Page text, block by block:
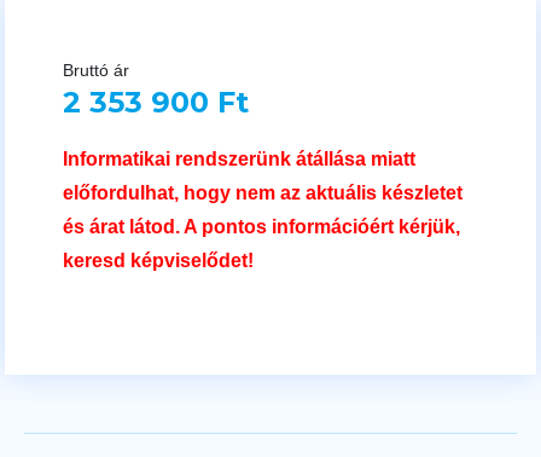
Bruttó ár
2 353 900 Ft
Informatikai rendszerünk átállása miatt
előfordulhat, hogy nem az aktuális készletet
és árat látod. A pontos információért kérjük,
keresd képviselődet!